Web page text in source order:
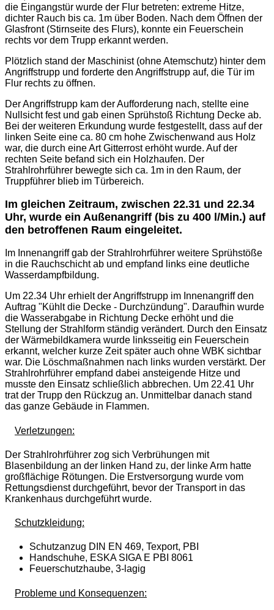
die Eingangstür wurde der Flur betreten: extreme Hitze,
dichter Rauch bis ca. 1m über Boden. Nach dem Öffnen der
Glasfront (Stirnseite des Flurs), konnte ein Feuerschein
rechts vor dem Trupp erkannt werden.
Plötzlich stand der Maschinist (ohne Atemschutz) hinter dem
Angriffstrupp und forderte den Angriffstrupp auf, die Tür im
Flur rechts zu öffnen.
Der Angriffstrupp kam der Aufforderung nach, stellte eine
Nullsicht fest und gab einen Sprühstoß Richtung Decke ab.
Bei der weiteren Erkundung wurde festgestellt, dass auf der
linken Seite eine ca. 80 cm hohe Zwischenwand aus Holz
war, die durch eine Art Gitterrost erhöht wurde. Auf der
rechten Seite befand sich ein Holzhaufen. Der
Strahlrohrführer bewegte sich ca. 1m in den Raum, der
Truppführer blieb im Türbereich.
Im gleichen Zeitraum, zwischen 22.31 und 22.34
Uhr, wurde ein Außenangriff (bis zu 400 l/Min.) auf
den betroffenen Raum eingeleitet.
Im Innenangriff gab der Strahlrohrführer weitere Sprühstöße
in die Rauchschicht ab und empfand links eine deutliche
Wasserdampfbildung.
Um 22.34 Uhr erhielt der Angriffstrupp im Innenangriff den
Auftrag "Kühlt die Decke - Durchzündung". Daraufhin wurde
die Wasserabgabe in Richtung Decke erhöht und die
Stellung der Strahlform ständig verändert. Durch den Einsatz
der Wärmebildkamera wurde linksseitig ein Feuerschein
erkannt, welcher kurze Zeit später auch ohne WBK sichtbar
war. Die Löschmaßnahmen nach links wurden verstärkt. Der
Strahlrohrführer empfand dabei ansteigende Hitze und
musste den Einsatz schließlich abbrechen. Um 22.41 Uhr
trat der Trupp den Rückzug an. Unmittelbar danach stand
das ganze Gebäude in Flammen.
Verletzungen:
Der Strahlrohrführer zog sich Verbrühungen mit
Blasenbildung an der linken Hand zu, der linke Arm hatte
großflächige Rötungen. Die Erstversorgung wurde vom
Rettungsdienst durchgeführt, bevor der Transport in das
Krankenhaus durchgeführt wurde.
Schutzkleidung:
Schutzanzug DIN EN 469, Texport, PBI
Handschuhe, ESKA SIGA E PBI 8061
Feuerschutzhaube, 3-lagig
Probleme und Konsequenzen: